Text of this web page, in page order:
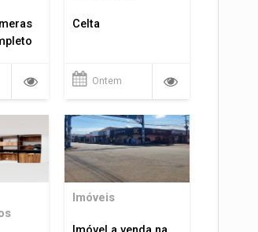
Celta
Ontem
Imóveis